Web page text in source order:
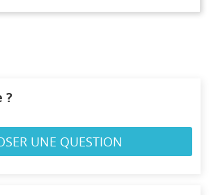
?
UNE QUESTION
add_circle_outlineCréer une nouvelle liste